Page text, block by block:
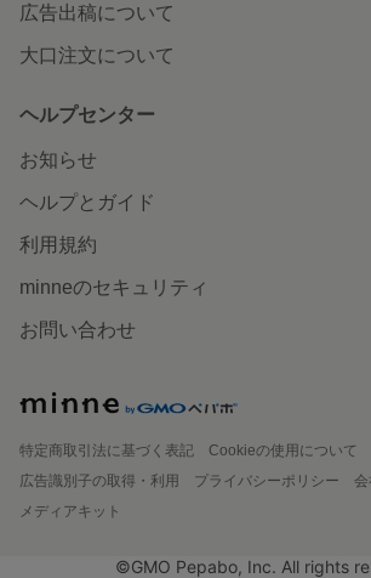
広告出稿について
大口注文について
ヘルプセンター
お知らせ
ヘルプとガイド
利用規約
minneのセキュリティ
お問い合わせ
特定商取引法に基づく表記
Cookieの使用について
広告識別子の取得・利用
プライバシーポリシー 会
メディアキット
©GMO Pepabo, Inc. All rights